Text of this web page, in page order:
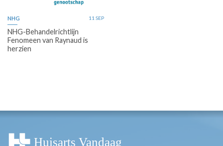
NHG 11 SEP
NHG-Behandelrichtlijn
Fenomeen van Raynaud is
herzien